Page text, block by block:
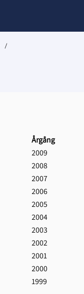
/
Årgång
2009
2008
2007
2006
2005
2004
2003
2002
2001
2000
1999